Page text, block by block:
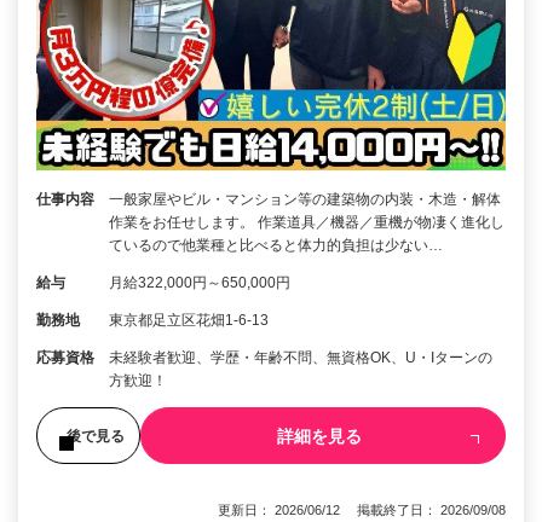
仕事内容
一般家屋やビル・マンション等の建築物の内装・木造・解体
作業をお任せします。 作業道具／機器／重機が物凄く進化し
ているので他業種と比べると体力的負担は少ない…
給与 月給322,000円～650,000円
勤務地 東京都足立区花畑1-6-13
応募資格
未経験者歓迎、学歴・年齢不問、無資格OK、U・Iターンの
方歓迎！
後で見る 詳細を見る
更新日： 2026/06/12 掲載終了日： 2026/09/08